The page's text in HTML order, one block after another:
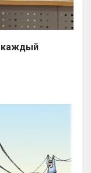
каждый